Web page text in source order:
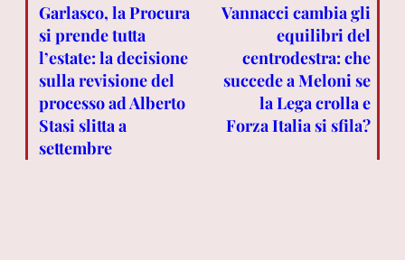
Garlasco, la Procura
si prende tutta
l’estate: la decisione
sulla revisione del
processo ad Alberto
Stasi slitta a
settembre
Vannacci cambia gli
equilibri del
centrodestra: che
succede a Meloni se
la Lega crolla e
Forza Italia si sfila?